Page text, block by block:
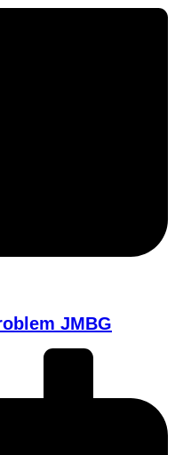
JMBG